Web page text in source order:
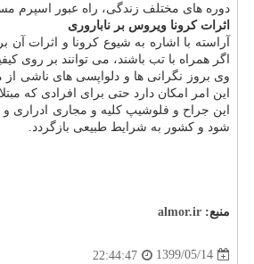
دوره های مختلف زندگی، راه عبور اسپرم
اثرات کرونا ویروس بر ناباروری
آراسته با اشاره به شیوع کرونا و اثرات
اگر همراه با تب باشند، می توانند بر روی کیفیت اسپرم
وی بروز نگرانی ها و دلواپسی های ناشی از
این امر امکان دارد حتی برای افرادی که
این جراح و فلوشیپ کلیه و مجاری ادراری
شود و کشور به شرایط طبیعی بازگردد.
منبع: almor.ir
1399/05/14
22:44:47